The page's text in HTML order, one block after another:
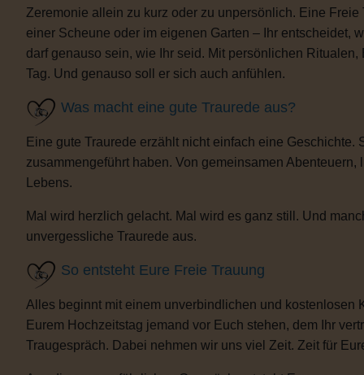
Zeremonie allein zu kurz oder zu unpersönlich. Eine
einer Scheune oder im eigenen Garten – Ihr entscheidet,
darf genauso sein, wie Ihr seid. Mit persönlichen
Tag. Und genauso soll er sich auch anfühlen.
Was macht eine gute Traurede aus?
Eine gute Traurede erzählt nicht einfach eine
zusammengeführt haben. Von gemeinsamen
Lebens.
Mal wird herzlich gelacht. Mal wird es ganz still. Und
unvergessliche Traurede aus.
So entsteht Eure Freie Trauung
Alles beginnt mit einem unverbindlichen und
Eurem Hochzeitstag jemand vor Euch stehen, dem Ihr
Traugespräch. Dabei nehmen wir uns viel Zeit. Zeit für